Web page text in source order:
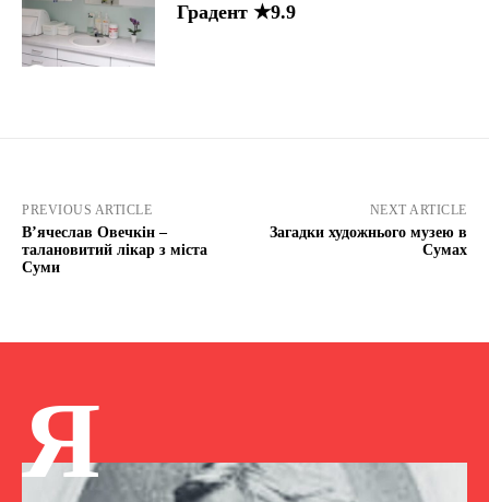
Градент ★9.9
PREVIOUS ARTICLE
В’ячеслав Овечкін –
талановитий лікар з міста
Суми
NEXT ARTICLE
Загадки художнього музею в
Сумах
Я